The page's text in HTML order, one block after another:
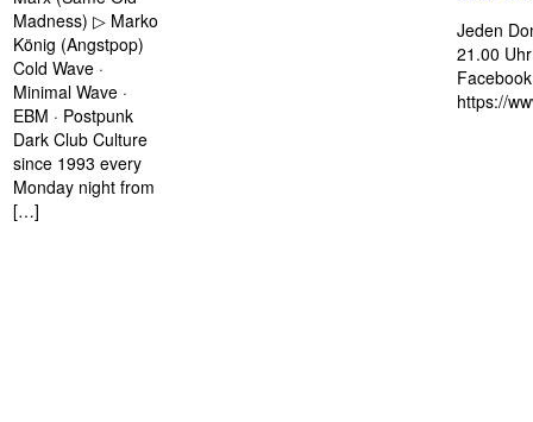
Madness) ▷ Marko
König (Angstpop)
Cold Wave ·
Minimal Wave ·
EBM · Postpunk
Dark Club Culture
since 1993 every
Monday night from
[…]
Jeden
21.00
https://